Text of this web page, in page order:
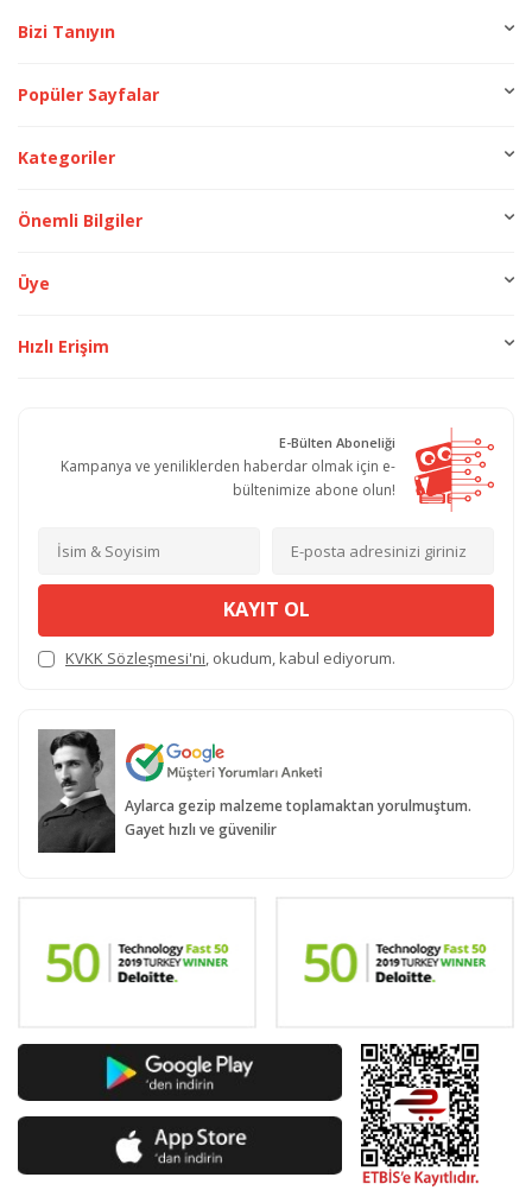
Bizi Tanıyın
Popüler Sayfalar
Kategoriler
Önemli Bilgiler
Üye
Hızlı Erişim
E-Bülten Aboneliği
Kampanya ve yeniliklerden haberdar olmak için e-
bültenimize abone olun!
KAYIT OL
KVKK Sözleşmesi'ni , okudum, kabul ediyorum.
Aylarca gezip malzeme toplamaktan yorulmuştum.
Gayet hızlı ve güvenilir